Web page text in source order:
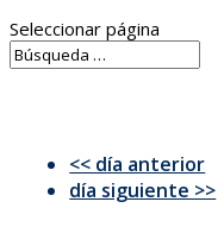
Seleccionar página
<< día anterior
día siguiente >>